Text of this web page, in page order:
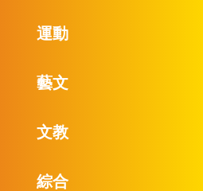
運動
藝文
文教
綜合